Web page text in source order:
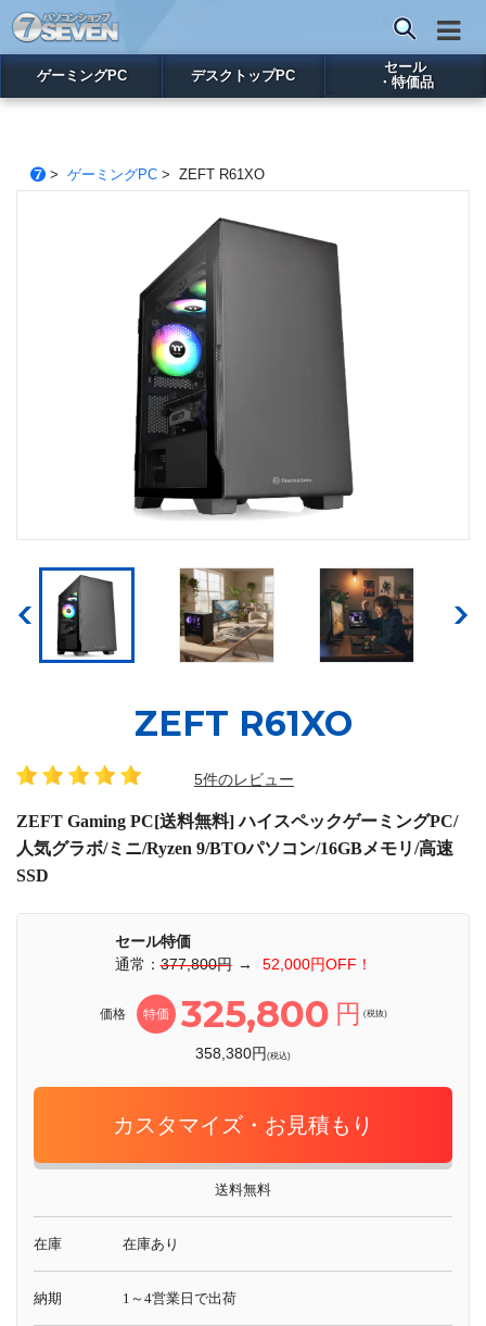
ゲーミングPC デスクトップPC
セール
・特価品
> ゲーミングPC> ZEFT R61XO
ZEFT R61XO
5件のレビュー
ZEFT Gaming PC[送料無料] ハイスペックゲーミングPC/
人気グラボ/ミニ/Ryzen 9/BTOパソコン/16GBメモリ/高速
SSD
セール特価
通常：377,800円 → 52,000円OFF！
価格 特価 325,800 円 (税抜)
358,380円(税込)
カスタマイズ・お見積もり
送料無料
在庫 在庫あり
納期 1～4営業日で出荷